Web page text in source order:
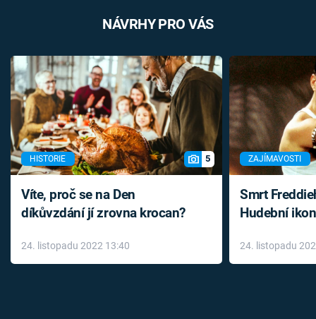
NÁVRHY PRO VÁS
HISTORIE 5
Víte, proč se na Den
díkůvzdání jí zrovna krocan?
24. listopadu 2022 13:40
ZAJÍMAVOSTI
Smrt
Hudební
léky
24. listopadu